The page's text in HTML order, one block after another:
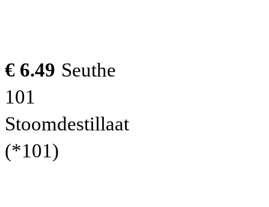
€ 6.49 Seuthe
101
Stoomdestillaat
(*101)